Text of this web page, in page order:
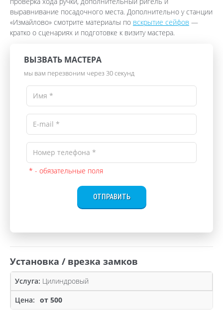
выравнивание посадочного места. Дополнительно у станции
«Измайлово» смотрите материалы по вскрытие сейфов —
кратко о сценариях и подготовке к визиту мастера.
ВЫЗВАТЬ МАСТЕРА
мы вам перезвоним через 30 секунд
* - обязательные поля
ОТПРАВИТЬ
Установка / врезка замков
Цилиндровый
от 500